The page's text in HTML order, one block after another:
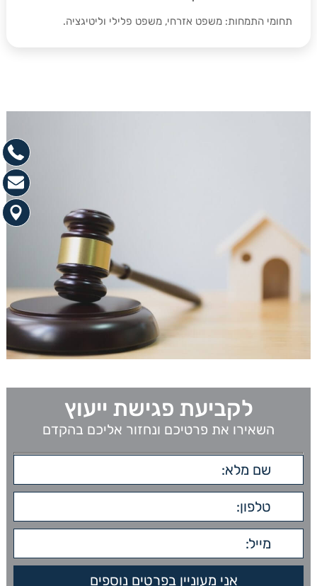
תחומי התמחות: משפט אזרחי, משפט פלילי וליטיגציה.
לקביעת פגישת ייעוץ
השאירו את פרטיכם ונחזור אליכם בהקדם